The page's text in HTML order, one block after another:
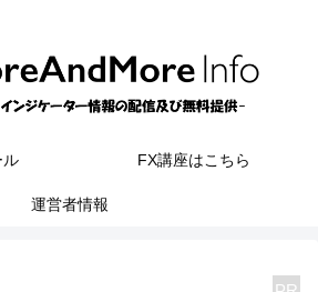
ル FX講座はこちら
運営者情報